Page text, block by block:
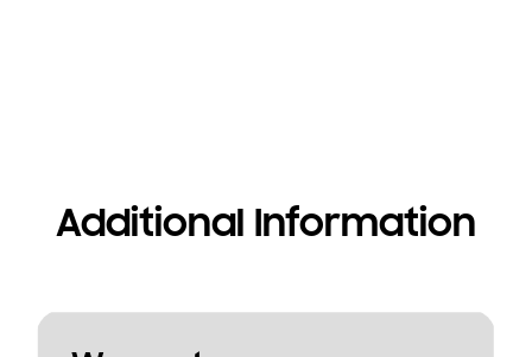
Additional Information